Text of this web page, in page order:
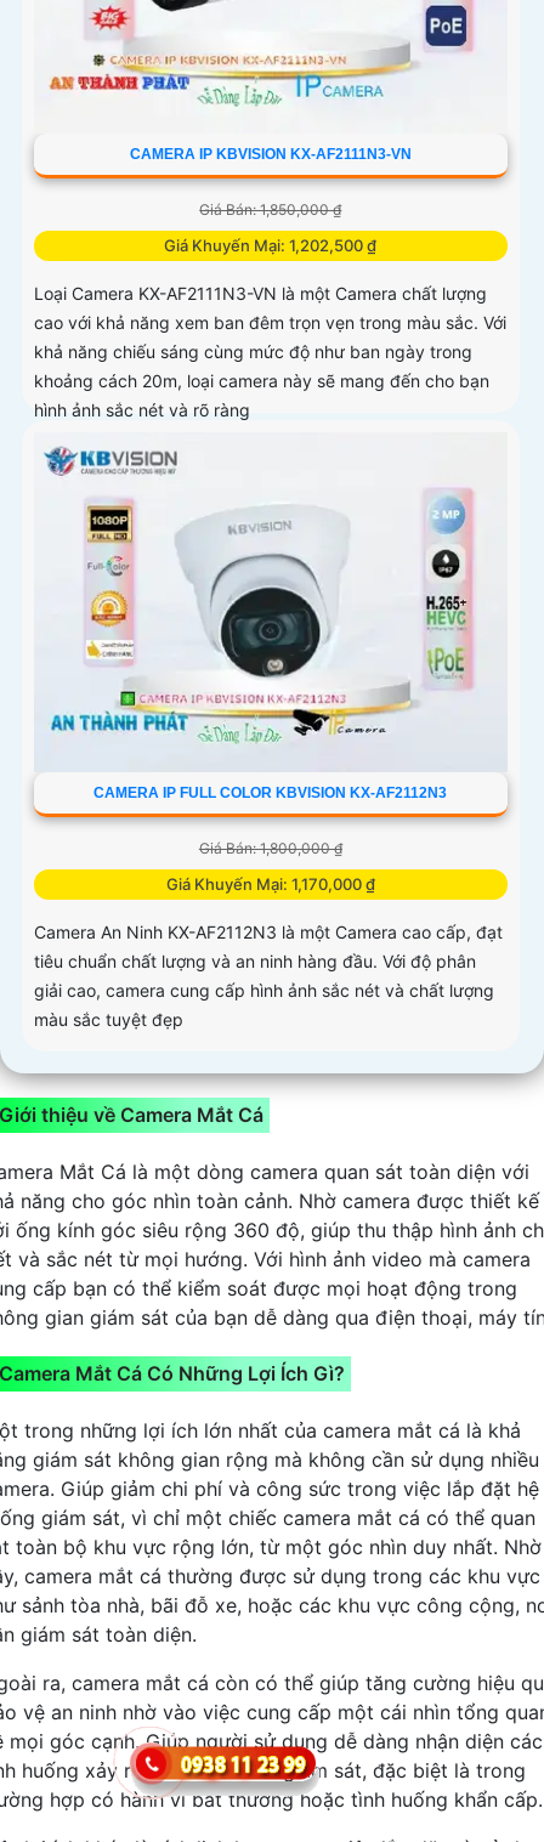
CAMERA IP KBVISION KX-AF2111N3-VN
Giá Bán: 1,850,000 ₫
Giá Khuyến Mại: 1,202,500 ₫
Loại Camera KX-AF2111N3-VN là một Camera chất lượng
cao với khả năng xem ban đêm trọn vẹn trong màu sắc. Với
khả năng chiếu sáng cùng mức độ như ban ngày trong
khoảng cách 20m, loại camera này sẽ mang đến cho bạn
hình ảnh sắc nét và rõ ràng
CAMERA IP FULL COLOR KBVISION KX-AF2112N3
Giá Bán: 1,800,000 ₫
Giá Khuyến Mại: 1,170,000 ₫
Camera An Ninh KX-AF2112N3 là một Camera cao cấp, đạt
tiêu chuẩn chất lượng và an ninh hàng đầu. Với độ phân
giải cao, camera cung cấp hình ảnh sắc nét và chất lượng
màu sắc tuyệt đẹp
Giới thiệu về Camera Mắt Cá
Mắt Cá là một dòng camera quan sát toàn diện với
năng cho góc nhìn toàn cảnh. Nhờ camera được thiết kế
ống kính góc siêu rộng 360 độ, giúp thu thập hình ảnh
và sắc nét từ mọi hướng. Với hình ảnh video mà camera
cấp bạn có thể kiểm soát được mọi hoạt động trong
gian giám sát của bạn dễ dàng qua điện thoại, máy
Camera Mắt Cá Có Những Lợi Ích Gì?
trong những lợi ích lớn nhất của camera mắt cá là khả
giám sát không gian rộng mà không cần sử dụng nhiều
Giúp giảm chi phí và công sức trong việc lắp đặt hệ
giám sát, vì chỉ một chiếc camera mắt cá có thể quan
toàn bộ khu vực rộng lớn, từ một góc nhìn duy nhất. Nhờ
camera mắt cá thường được sử dụng trong các khu vực
sảnh tòa nhà, bãi đỗ xe, hoặc các khu vực công cộng,
giám sát toàn diện.
ra, camera mắt cá còn có thể giúp tăng cường hiệu
vệ an ninh nhờ vào việc cung cấp một cái nhìn tổng
mọi góc cạnh. Giúp người sử dụng dễ dàng nhận diện các
huống xảy ra trong phạm vi giám sát, đặc biệt là trong
hợp có hành vi bất thường hoặc tình huống khẩn cấp.